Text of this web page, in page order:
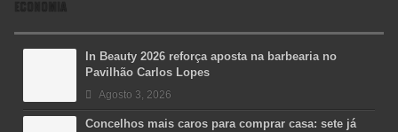
ECONOMIA
In Beauty 2026 reforça aposta na barbearia no
Pavilhão Carlos Lopes
Agosto 3, 2026
Concelhos mais caros para comprar casa: sete já